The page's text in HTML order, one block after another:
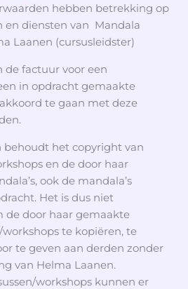
hebben betrekking op
en diensten van Mandala
Laanen (cursusleidster)
de factuur voor een
in opdracht gemaakte
te gaan met deze
behoudt het copyright van
en de door haar
ook de mandala’s
Het is dus niet
de door haar gemaakte
te kopiëren, te
te geven aan derden zonder
van Helma Laanen.
workshops kunnen er